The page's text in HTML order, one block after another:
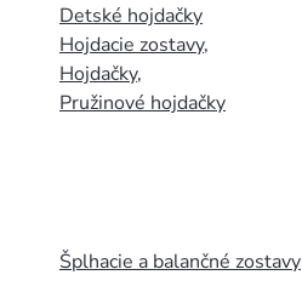
Detské hojdačky
Hojdacie zostavy,
Hojdačky,
Pružinové hojdačky
Šplhacie a balančné zostavy